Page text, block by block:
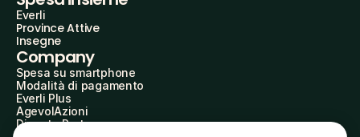
Everli
Province Attive
Insegne
Company
Spesa su smartphone
Modalità di pagamento
Everli Plus
AgevolAzioni
Diventa Partner